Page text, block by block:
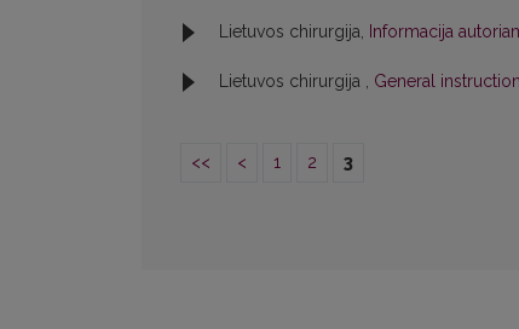
Lietuvos chirurgija, Informacija
Lietuvos chirurgija , General
<< < 1 2 3